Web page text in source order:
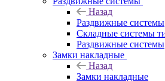
Назад
Раздвижные системы
Складные системы
Раздвижные системы
Замки накладные
Назад
Замки накладные